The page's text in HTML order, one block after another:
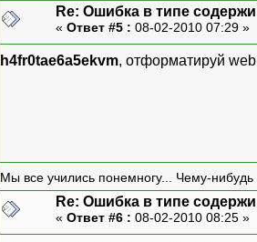
name="jsonSerialization"
name="profileService"
Re: Ошибка в типе
« Ответ #5 : 08-02-2010 07:29 »
h4fr0tae6a5ekvm, отформатируй
Мы все учились понемногу... Чему-нибудь
Re: Ошибка в типе
« Ответ #6 : 08-02-2010 08:25 »